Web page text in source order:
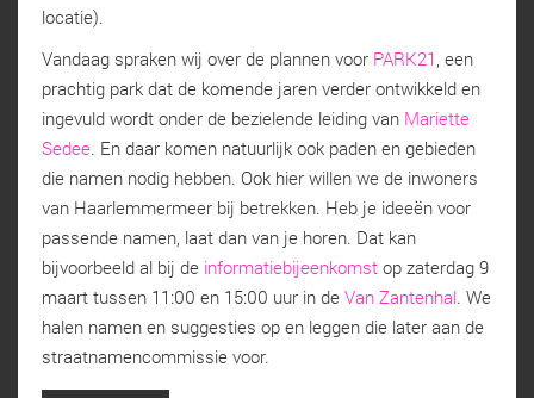
locatie).
Vandaag spraken wij over de plannen voor PARK21 , een
prachtig park dat de komende jaren verder ontwikkeld en
ingevuld wordt onder de bezielende leiding van Mariette
Sedee. En daar komen natuurlijk ook paden en gebieden
die namen nodig hebben. Ook hier willen we de inwoners
van Haarlemmermeer bij betrekken. Heb je ideeën voor
passende namen, laat dan van je horen. Dat kan
bijvoorbeeld al bij de informatiebijeenkomst op zaterdag 9
maart tussen 11:00 en 15:00 uur in de Van Zantenhal. We
halen namen en suggesties op en leggen die later aan de
straatnamencommissie voor.